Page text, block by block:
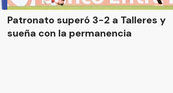
Patronato superó 3-2 a Talleres y
sueña con la permanencia